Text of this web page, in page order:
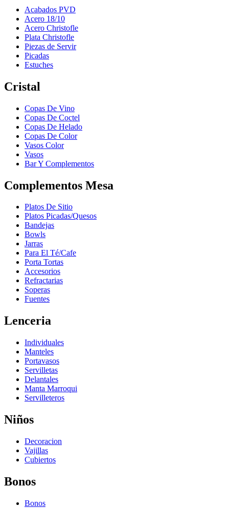
Acabados PVD
Acero 18/10
Acero Christofle
Plata Christofle
Piezas de Servir
Picadas
Estuches
Cristal
Copas De Vino
Copas De Coctel
Copas De Helado
Copas De Color
Vasos Color
Vasos
Bar Y Complementos
Complementos Mesa
Platos De Sitio
Platos Picadas/Quesos
Bandejas
Bowls
Jarras
Para El Té/Cafe
Porta Tortas
Accesorios
Refractarias
Soperas
Fuentes
Lenceria
Individuales
Manteles
Portavasos
Servilletas
Delantales
Manta Marroqui
Servilleteros
Niños
Decoracion
Vajillas
Cubiertos
Bonos
Bonos